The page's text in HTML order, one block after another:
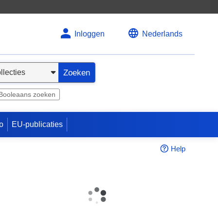
Inloggen Nederlands
Zoeken
zoeken
EU-publicaties
Help